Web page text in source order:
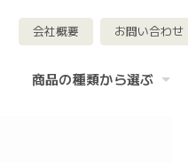
会社概要 お問い合わせ
商品の種類から選ぶ